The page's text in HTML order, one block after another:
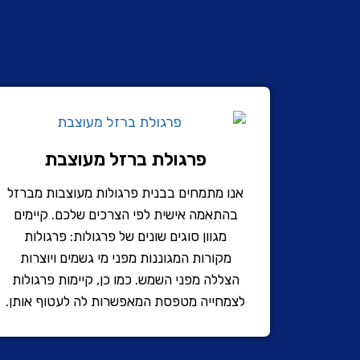
פרגולת ברזל מעוצבת
אנו מתמחים בבנית פרגולות מעוצבות מברזל
בהתאמה אישית לפי הצרכים שלכם. קיימים
מגוון סוגים שונים של פרגולות: פרגולות
מקורות המגוננות מפני מי גשמים ויוצרות
הצללה מפני השמש. כמו כן, קיימות פרגולות
לצמחייה מטפסת המאפשרות לה לעטוף אותן.